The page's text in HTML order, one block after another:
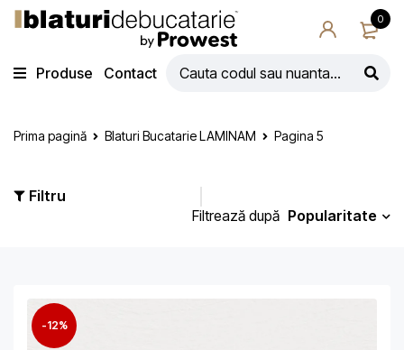
0
Produse Contact
Prima pagină Blaturi Bucatarie LAMINAM Pagina 5
Filtru
Filtrează după Popularitate
-12%